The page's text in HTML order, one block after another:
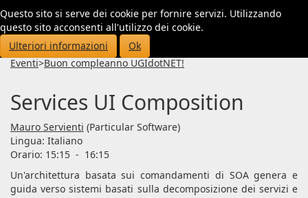
Questo sito si serve dei cookie per fornire servizi. Utilizzando
questo sito acconsenti all'utilizzo dei cookie.
Ulteriori informazioni
Ok
Eventi>Buon compleanno UGIdotNET!
Services UI Composition
Mauro Servienti (Particular Software)
Lingua: Italiano
Orario: 15:15 - 16:15
Un'architettura basata sui comandamenti di SOA genera e
guida verso sistemi basati sulla decomposizione dei servizi e